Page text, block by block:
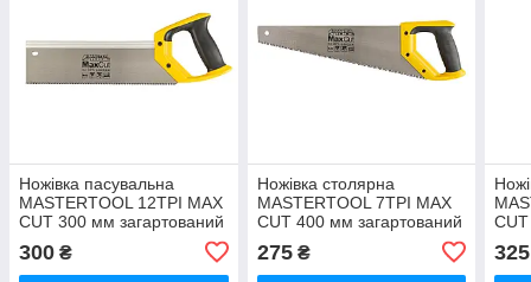
Ножівка пасувальна
MASTERTOOL 12TPI MAX
CUT 300 мм загартований
полірована
300 ₴
Ножівка столярна
MASTERTOOL 7TPI MAX
CUT 400 мм загартований
поліроване
275₴ 325